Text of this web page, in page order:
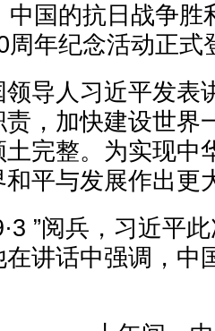
中国的抗日战争胜
周年纪念活动正式
导人习近平发表
，加快建设世界
土完整。为实现中
平与发展作出更
”阅兵，习近平
讲话中强调，中